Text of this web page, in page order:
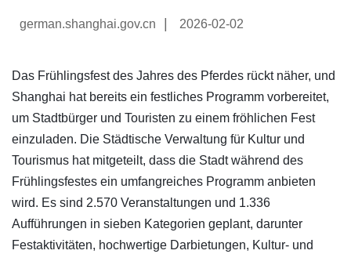
german.shanghai.gov.cn 2026-02-02
Das Frühlingsfest des Jahres des Pferdes rückt näher, und
Shanghai hat bereits ein festliches Programm vorbereitet,
um Stadtbürger und Touristen zu einem fröhlichen Fest
einzuladen. Die Städtische Verwaltung für Kultur und
Tourismus hat mitgeteilt, dass die Stadt während des
Frühlingsfestes ein umfangreiches Programm anbieten
wird. Es sind 2.570 Veranstaltungen und 1.336
Aufführungen in sieben Kategorien geplant, darunter
Festaktivitäten, hochwertige Darbietungen, Kultur- und